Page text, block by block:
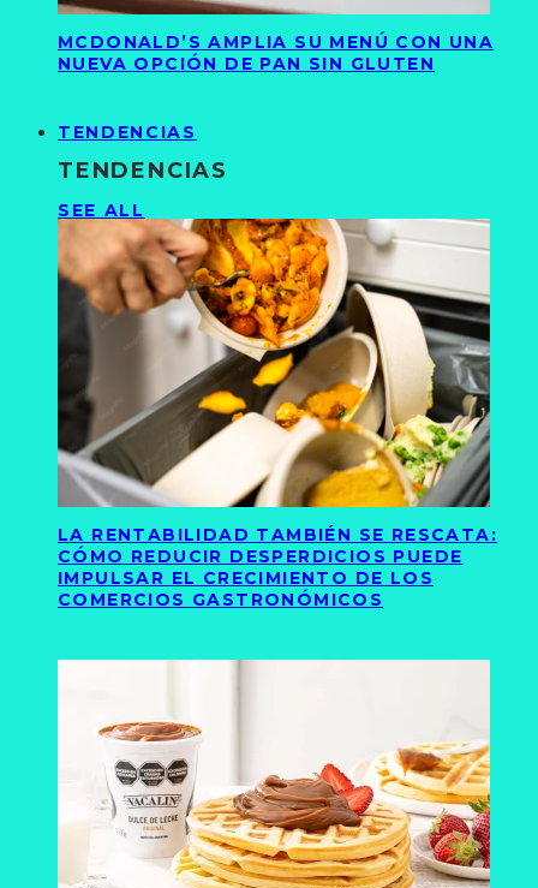
MCDONALD’S AMPLIA SU MENÚ CON UNA
NUEVA OPCIÓN DE PAN SIN GLUTEN
TENDENCIAS
TENDENCIAS
SEE ALL
LA RENTABILIDAD TAMBIÉN SE RESCATA:
CÓMO REDUCIR DESPERDICIOS PUEDE
IMPULSAR EL CRECIMIENTO DE LOS
COMERCIOS GASTRONÓMICOS